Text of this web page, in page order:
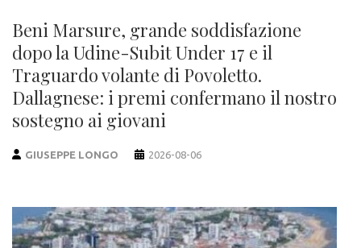
Beni Marsure, grande soddisfazione
dopo la Udine-Subit Under 17 e il
Traguardo volante di Povoletto.
Dallagnese: i premi confermano il nostro
sostegno ai giovani
GIUSEPPE LONGO 2026-08-06